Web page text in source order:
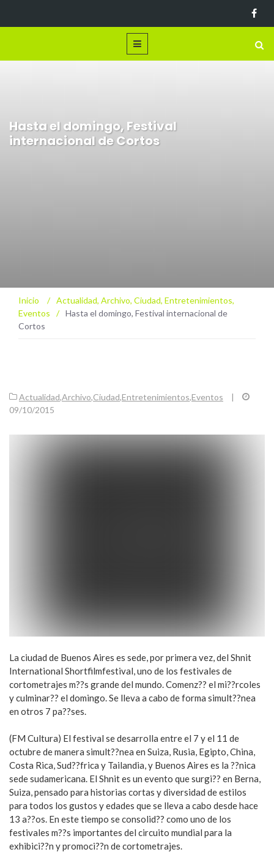
Hasta el domingo, Festival
internacional de Cortos
Inicio / Actualidad, Archivo, Ciudad, Entretenimientos,
Eventos
/ Hasta el domingo, Festival internacional de
Cortos
Actualidad,Archivo,Ciudad,Entretenimientos,Eventos
|
09/10/2015
La ciudad de Buenos Aires es sede, por primera vez, del Shnit
International Shortfilmfestival, uno de los festivales de
cortometrajes m??s grande del mundo. Comenz?? el mi??rcoles
y culminar?? el domingo. Se lleva a cabo de forma simult??nea
en otros 7 pa??ses.
(FM Cultura) El festival se desarrolla entre el 7 y el 11 de
octubre de manera simult??nea en Suiza, Rusia, Egipto, China,
Costa Rica, Sud??frica y Tailandia, y Buenos Aires es la ??nica
sede sudamericana. El Shnit es un evento que surgi?? en Berna,
Suiza, pensado para historias cortas y diversidad de estilos
para todos los gustos y edades que se lleva a cabo desde hace
13 a??os. En este tiempo se consolid?? como uno de los
festivales m??s importantes del circuito mundial para la
exhibici??n y promoci??n de cortometrajes.